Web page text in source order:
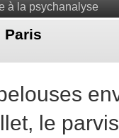
à la psychanalyse
Paris
le